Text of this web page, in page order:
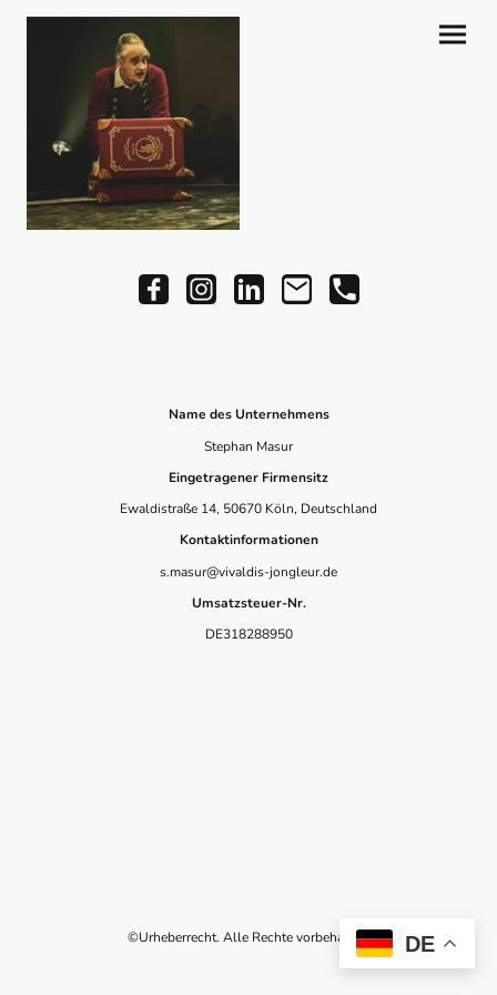
Name des Unternehmens
Stephan Masur
Eingetragener Firmensitz
Ewaldistraße 14, 50670 Köln, Deutschland
Kontaktinformationen
s.masur@vivaldis-jongleur.de
Umsatzsteuer-Nr.
DE318288950
©Urheberrecht. Alle Rechte vorbehalten. DE